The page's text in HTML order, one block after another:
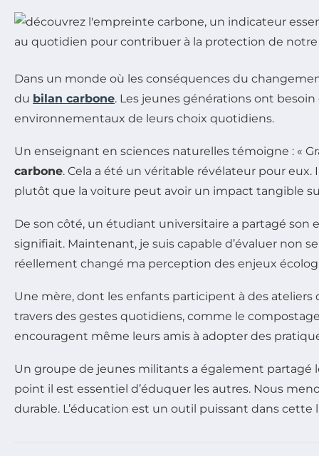
Dans un monde où les conséquences du
du bilan carbone. Les jeunes générations ont
environnementaux de leurs choix quotidiens.
Un enseignant en sciences naturelles témoigne : «
carbone. Cela a été un véritable révélateur pour
plutôt que la voiture peut avoir un impact tangible
De son côté, un étudiant universitaire a partagé son
signifiait. Maintenant, je suis capable d’évaluer non
réellement changé ma perception des enjeux
Une mère, dont les enfants participent à des
travers des gestes quotidiens, comme le
encouragent même leurs amis à adopter des
Un groupe de jeunes militants a également
point il est essentiel d’éduquer les autres. Nous
durable. L’éducation est un outil puissant dans cette